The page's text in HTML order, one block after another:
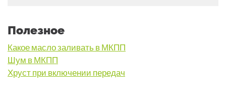
Полезное
Какое масло заливать в МКПП
Шум в МКПП
Хруст при включении передач